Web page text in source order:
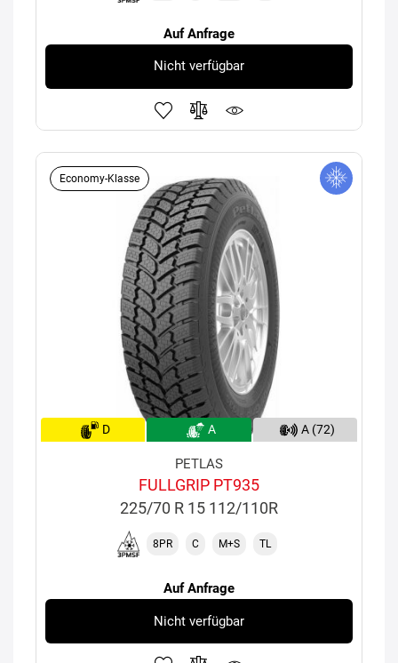
Auf Anfrage
Nicht verfügbar
Economy-Klasse
D A A (72)
PETLAS
FULLGRIP PT935
225/70 R 15 112/110R
8PR C M+S TL
Auf Anfrage
Nicht verfügbar